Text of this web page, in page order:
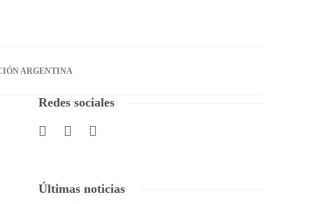
ARGENTINA
Redes sociales
Últimas noticias